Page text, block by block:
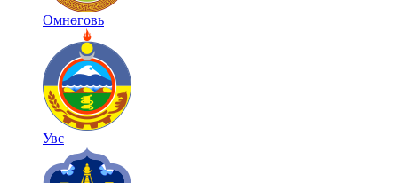
Өмнөговь
Увс